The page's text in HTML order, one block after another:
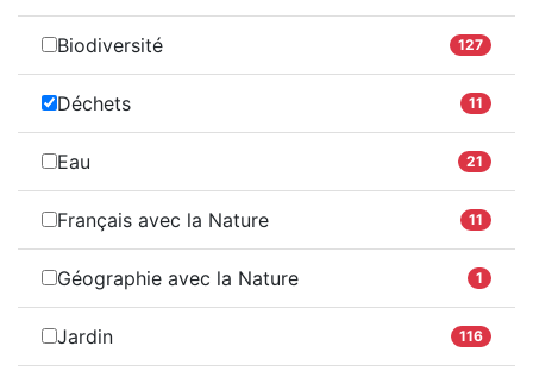
Biodiversité 127
Déchets 11
Eau 21
Français avec la Nature 11
Géographie avec la Nature 1
Jardin 116